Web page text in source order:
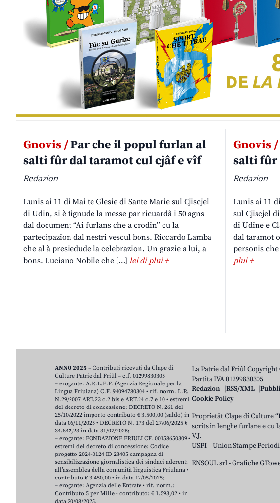
Gnovis /Par che il popul furlan al
salti fûr dal taramot cul cjâf e vîf
Redazion
Lunis ai 11 di Mai te Glesie di Sante Marie sul Cjiscjel
di Udin, si è tignude la messe par ricuardâ i 50 agns
dal document “Ai furlans che a crodin” cu la
partecipazion dal nestri vescul bons. Riccardo Lamba
che al à presiedude la celebrazion. Un grazie a lui, a
bons. Luciano Nobile che […] lei di plui +
Gnovis /
salti fûr
Redazion
Lunis ai 11
sul Cjiscjel
di Udine e
dal taramot
personis
plui +
La Patrie dal Friûl
Partita IVA 01299830305
Redazion
RSS/XML
Cookie Policy
Proprietât Clape di Culture
scrits in lenghe furlane e cu
V.J.
USPI – Union Stampe
ENSOUL srl-Grafiche
ANNO 2025 – Contributi ricevuti da Clape di
Culture Patrie dal Friûl – c.f. 01299830305
– erogante: A.R.L.E.F. (Agenzia Regionale per la
Lingua Friulana) C.F. 94094780304 • rif. norm. L.R.
N.29/2007 ART.23 c.2 bis e ART.24 c.7 e 10 • estremi
del decreto di concessione: DECRETO N. 261 del
25/10/2022 importo contributo € 3.500,00 (saldo) in
data 06/11/2025 • DECRETO N. 173 del 27/06/2025 €
34.842,23 in data 31/07/2025;
– erogante: FONDAZIONE FRIULI CF. 00158650309 •
estremi del decreto di concessione: Codice
progetto 2024-0124 ID 23405 campagna di
sensibilizzazione giornalistica dei sindaci aderenti
all’assemblea della comunità linguistica Friulana •
contributo € 3.450,00 • in data 12/05/2025;
– erogante: Agenzia delle Entrate • rif. norm.:
Contributo 5 per Mille • contributo: € 1.593,02 • in
data 20/08/2025.